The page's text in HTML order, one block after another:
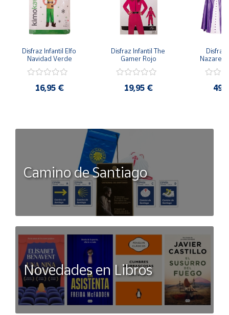
Disfraz Infantil Elfo
Navidad Verde
16,95 €
Disfraz Infantil The
Gamer Rojo
19,95 €
Disfraz
Camino de Santiago
Novedades en Libros